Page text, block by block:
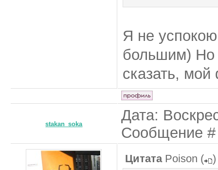
Я не
большим)
сказать,
stakan_soka
Дата:
Сообщение
Цитата Poison ( )